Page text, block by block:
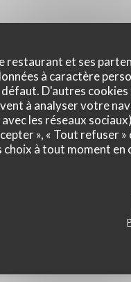
restaurant et ses
à caractère
défaut. D'autres
à analyser votre
avec les réseaux
», « Tout refuser
choix à tout moment en
très sympa .